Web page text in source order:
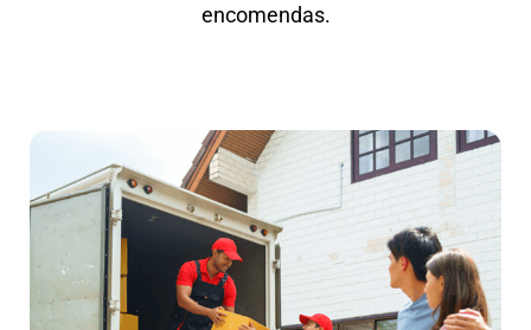
encomendas.